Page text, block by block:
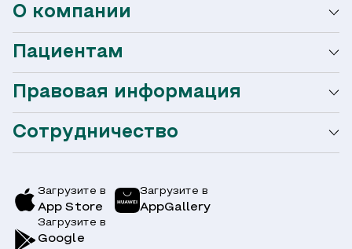
О компании
О сети Ниармедик
Врачи
Пациентам
Мобильное приложение
Акции
Заболевания
Симптомы
Правовая информация
Оформление налогового вычета
Вопрос-Ответ по ОМС
Сотрудничество
Загрузите в
App Store
Загрузите в
AppGallery
Загрузите в
Google